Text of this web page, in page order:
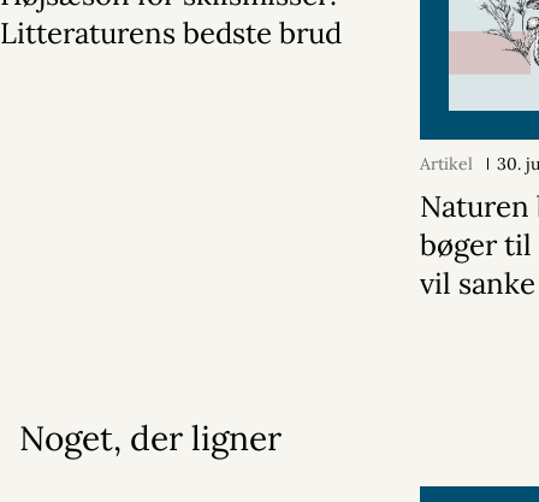
Litteraturens bedste brud
Artikel 30.
Naturen
bøger til
vil sanke
Noget, der ligner